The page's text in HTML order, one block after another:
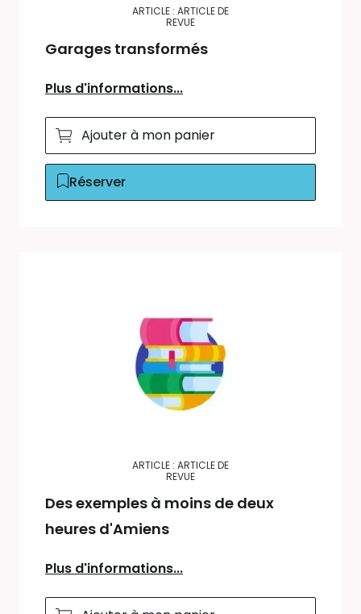
ARTICLE : ARTICLE DE
REVUE
Garages transformés
Plus d'informations...
Ajouter à mon panier
Réserver
ARTICLE : ARTICLE DE
REVUE
Des exemples à moins de deux
heures d'Amiens
Plus d'informations...